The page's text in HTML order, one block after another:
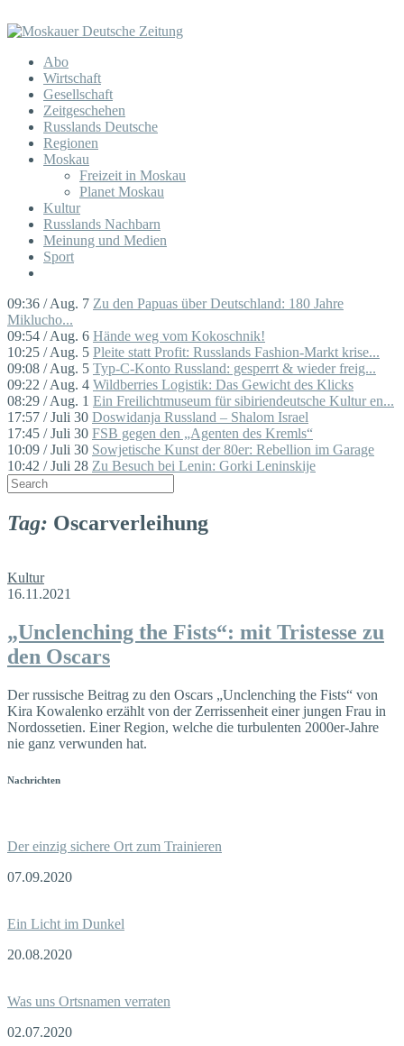
Abo
Wirtschaft
Gesellschaft
Zeitgeschehen
Russlands Deutsche
Regionen
Moskau
Freizeit in Moskau
Planet Moskau
Kultur
Russlands Nachbarn
Meinung und Medien
Sport
09:36 / Aug. 7 Zu den Papuas über Deutschland: 180 Jahre
Miklucho...
09:54 / Aug. 6 Hände weg vom Kokoschnik!
10:25 / Aug. 5 Pleite statt Profit: Russlands Fashion-Markt krise...
09:08 / Aug. 5 Typ-C-Konto Russland: gesperrt & wieder freig...
09:22 / Aug. 4 Wildberries Logistik: Das Gewicht des Klicks
08:29 / Aug. 1 Ein Freilichtmuseum für sibiriendeutsche Kultur en...
17:57 / Juli 30 Doswidanja Russland – Shalom Israel
17:45 / Juli 30 FSB gegen den „Agenten des Kremls“
10:09 / Juli 30 Sowjetische Kunst der 80er: Rebellion im Garage
10:42 / Juli 28 Zu Besuch bei Lenin: Gorki Leninskije
Tag: Oscarverleihung
Kultur
16.11.2021
„Unclenching the Fists“: mit Tristesse zu
den Oscars
Der russische Beitrag zu den Oscars „Unclenching the Fists“ von
Kira Kowalenko erzählt von der Zerrissenheit einer jungen Frau in
No­rd­ossetien. Einer Region, welche die turbulenten 2000er-Jahre
nie ganz verwunden hat.
Nachrichten
Der einzig sichere Ort zum Trainieren
07.09.2020
Ein Licht im Dunkel
20.08.2020
Was uns Ortsnamen verraten
02.07.2020